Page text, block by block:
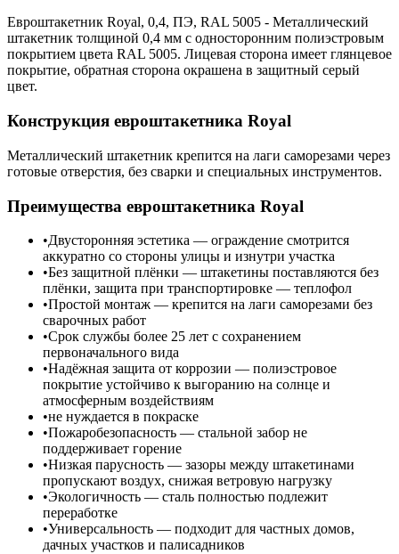
Евроштакетник Royal, 0,4, ПЭ, RAL 5005 - Металлический
штакетник толщиной 0,4 мм с односторонним полиэстровым
покрытием цвета RAL 5005. Лицевая сторона имеет глянцевое
покрытие, обратная сторона окрашена в защитный серый
цвет.
Конструкция евроштакетника Royal
Металлический штакетник крепится на лаги саморезами через
готовые отверстия, без сварки и специальных инструментов.
Преимущества евроштакетника Royal
Двусторонняя эстетика — ограждение смотрится
аккуратно со стороны улицы и изнутри участка
Без защитной плёнки — штакетины поставляются без
плёнки, защита при транспортировке — теплофол
Простой монтаж — крепится на лаги саморезами без
сварочных работ
Срок службы более 25 лет с сохранением
первоначального вида
Надёжная защита от коррозии — полиэстровое
покрытие устойчиво к выгоранию на солнце и
атмосферным воздействиям
не нуждается в покраске
Пожаробезопасность — стальной забор не
поддерживает горение
Низкая парусность — зазоры между штакетинами
пропускают воздух, снижая ветровую нагрузку
Экологичность — сталь полностью подлежит
переработке
Универсальность — подходит для частных домов,
дачных участков и палисадников